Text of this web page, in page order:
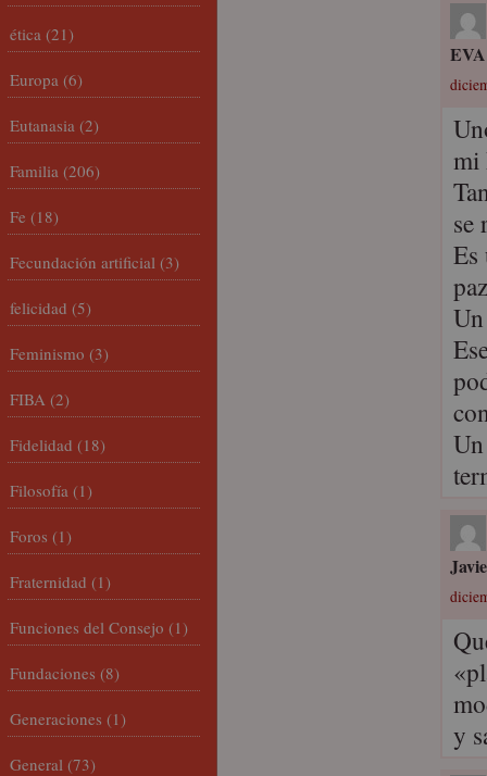
mi
se
Es
y
ética (21)
Europa (6)
Eutanasia (2)
Familia (206)
Fe (18)
Fecundación artificial (3)
felicidad (5)
Feminismo (3)
FIBA (2)
Fidelidad (18)
Filosofía (1)
Foros (1)
Fraternidad (1)
Funciones del Consejo (1)
Fundaciones (8)
Generaciones (1)
General (73)